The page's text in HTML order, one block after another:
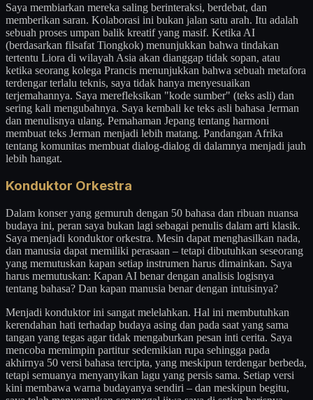
Saya membiarkan mereka saling berinteraksi, berdebat, dan
memberikan saran. Kolaborasi ini bukan jalan satu arah. Itu adalah
sebuah proses umpan balik kreatif yang masif. Ketika AI
(berdasarkan filsafat Tiongkok) menunjukkan bahwa tindakan
tertentu Liora di wilayah Asia akan dianggap tidak sopan, atau
ketika seorang kolega Prancis menunjukkan bahwa sebuah metafora
terdengar terlalu teknis, saya tidak hanya menyesuaikan
terjemahannya. Saya merefleksikan "kode sumber" (teks asli) dan
sering kali mengubahnya. Saya kembali ke teks asli bahasa Jerman
dan menulisnya ulang. Pemahaman Jepang tentang harmoni
membuat teks Jerman menjadi lebih matang. Pandangan Afrika
tentang komunitas membuat dialog-dialog di dalamnya menjadi jauh
lebih hangat.
Konduktor Orkestra
Dalam konser yang gemuruh dengan 50 bahasa dan ribuan nuansa
budaya ini, peran saya bukan lagi sebagai penulis dalam arti klasik.
Saya menjadi konduktor orkestra. Mesin dapat menghasilkan nada,
dan manusia dapat memiliki perasaan – tetapi dibutuhkan seseorang
yang memutuskan kapan setiap instrumen harus dimainkan. Saya
harus memutuskan: Kapan AI benar dengan analisis logisnya
tentang bahasa? Dan kapan manusia benar dengan intuisinya?
Menjadi konduktor ini sangat melelahkan. Hal ini membutuhkan
kerendahan hati terhadap budaya asing dan pada saat yang sama
tangan yang tegas agar tidak mengaburkan pesan inti cerita. Saya
mencoba memimpin partitur sedemikian rupa sehingga pada
akhirnya 50 versi bahasa tercipta, yang meskipun terdengar berbeda,
tetapi semuanya menyanyikan lagu yang persis sama. Setiap versi
kini membawa warna budayanya sendiri – dan meskipun begitu,